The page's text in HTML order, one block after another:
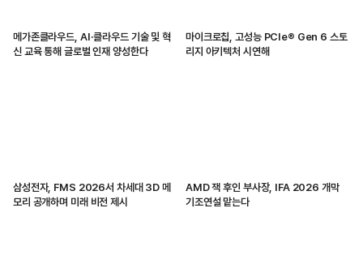
메가존클라우드, AI·클라우드 기술 및 혁
신 교육 통해 글로벌 인재 양성한다
마이크로칩, 고성능 PCIe® Gen 6 스토
리지 아키텍처 시연해
삼성전자, FMS 2026서 차세대 3D 메
모리 공개하며 미래 비전 제시
AMD 잭 후인 부사장, IFA 2026 개막
기조연설 맡는다